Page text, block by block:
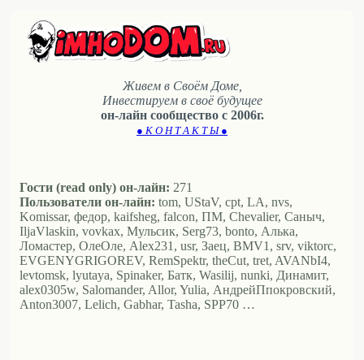
Живем в Своём Доме,
Инвестируем в своё будущее
он-лайн сообщество с 2006г.
● К О Н Т А К Т Ы ●
Гости (read only) он-лайн: 271
Пользователи он-лайн: tom, UStaV, cpt, LA, nvs,
Komissar, федор, kaifsheg, falcon, ПМ, Chevalier, Саныч,
IljaVlaskin, vovkax, Мульсик, Serg73, bonto, Алька,
Ломастер, ОлеОле, Alex231, usr, Заец, BMV1, srv, viktorc,
EVGENYGRIGOREV, RemSpektr, theCut, tret, AVANbI4,
levtomsk, lyutaya, Spinaker, Батк, Wasilij, nunki, Динамит,
alex0305w, Salomander, Allor, Yulia, АндрейПпокровский,
Anton3007, Lelich, Gabhar, Tasha, SPP70 …